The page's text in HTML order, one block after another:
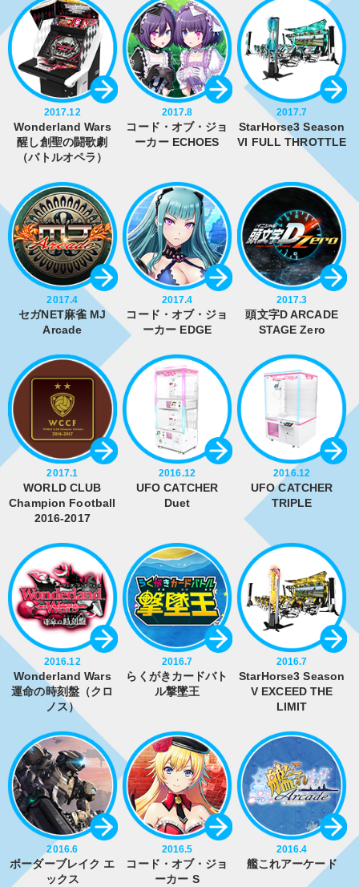
2017.12
Wonderland Wars
醒し創聖の闘歌劇
（バトルオペラ）
2017.8
コード・オブ・ジョ
ーカー ECHOES
2017.7
StarHorse3 Season
VI FULL THROTTLE
2017.4
セガNET麻雀 MJ
Arcade
2017.4
コード・オブ・ジョ
ーカー EDGE
2017.3
頭文字D ARCADE
STAGE Zero
2017.1
WORLD CLUB
Champion Football
2016-2017
2016.12
UFO CATCHER
Duet
2016.12
UFO CATCHER
TRIPLE
2016.12
Wonderland Wars
運命の時刻盤（クロ
ノス）
2016.7
らくがきカードバト
ル撃墜王
2016.7
StarHorse3 Season
V EXCEED THE
LIMIT
2016.6
ボーダーブレイク エ
ックス
2016.5
コード・オブ・ジョ
ーカー S
2016.4
艦これアーケード